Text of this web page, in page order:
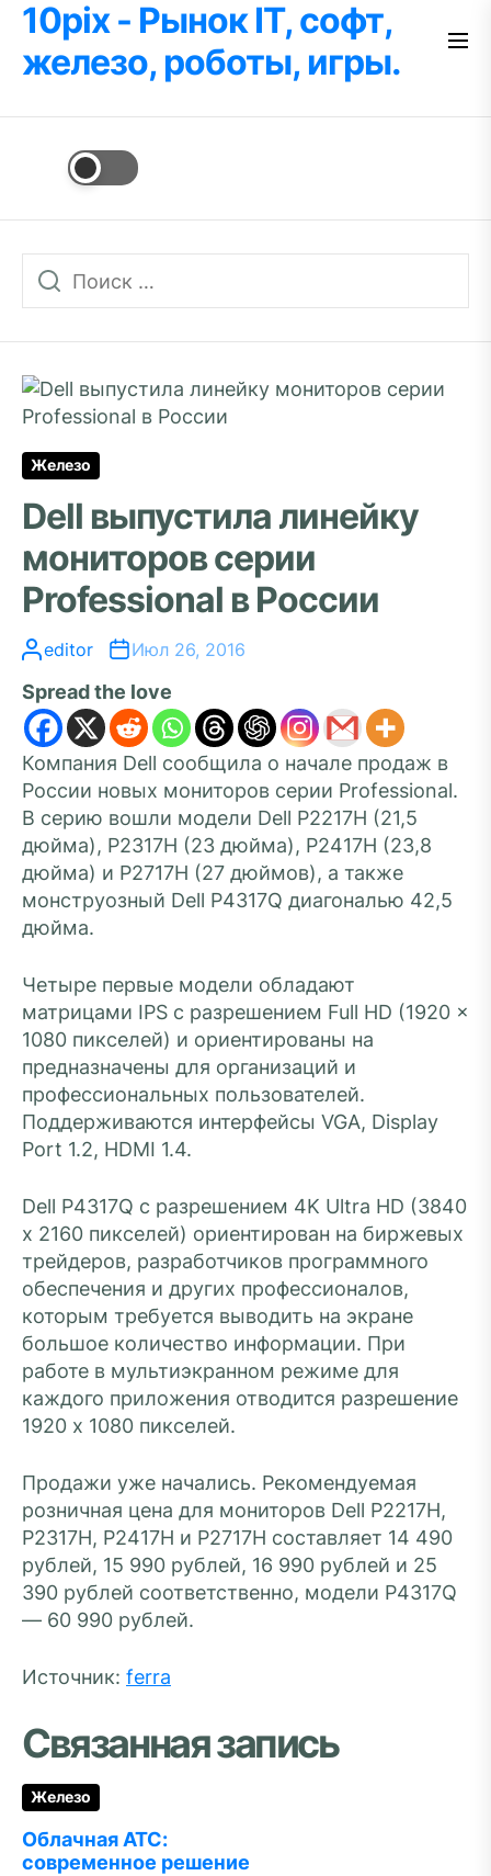
Перейти
содержимому
10pix - Рынок IT, софт,
железо, роботы, игры.
Железо
Dell выпустила линейку
мониторов серии
Professional в России
editor Июл 26, 2016
Spread the love
Компания Dell сообщила о начале продаж в
России новых мониторов серии Professional.
В серию вошли модели Dell P2217H (21,5
дюйма), P2317H (23 дюйма), P2417H (23,8
дюйма) и P2717H (27 дюймов), а также
монструозный Dell P4317Q диагональю 42,5
дюйма.
Четыре первые модели обладают
матрицами IPS с разрешением Full HD (1920 x
1080 пикселей) и ориентированы на
предназначены для организаций и
профессиональных пользователей.
Поддерживаются интерфейсы VGA, Display
Port 1.2, HDMI 1.4.
Dell P4317Q с разрешением 4K Ultra HD (3840
x 2160 пикселей) ориентирован на биржевых
трейдеров, разработчиков программного
обеспечения и других профессионалов,
которым требуется выводить на экране
большое количество информации. При
работе в мультиэкранном режиме для
каждого приложения отводится разрешение
1920 x 1080 пикселей.
Продажи уже начались. Рекомендуемая
розничная цена для мониторов Dell P2217H,
P2317H, P2417H и P2717H составляет 14 490
рублей, 15 990 рублей, 16 990 рублей и 25
390 рублей соответственно, модели P4317Q
— 60 990 рублей.
Источник: ferra
Связанная запись
Железо
Облачная АТС:
современное решение